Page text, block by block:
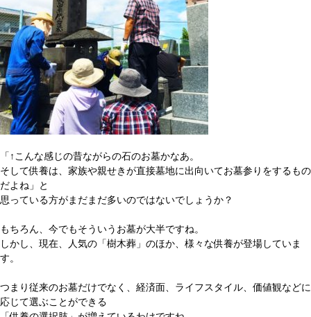
「↑こんな感じの昔ながらの石のお墓かなあ。
そして供養は、家族や親せきが直接墓地に出向いてお墓参りをするもの
だよね」と
思っている方がまだまだ多いのではないでしょうか？
もちろん、今でもそういうお墓が大半ですね。
しかし、現在、人気の「樹木葬」のほか、様々な供養が登場していま
す。
つまり従来のお墓だけでなく、経済面、ライフスタイル、価値観などに
応じて選ぶことができる